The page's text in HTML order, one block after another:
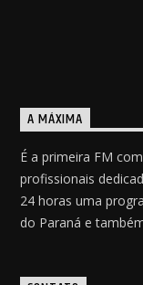
A MÁXIMA
É a primeira FM
profissionais
24 horas uma
do Paraná e